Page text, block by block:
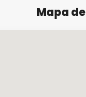
Mapa de